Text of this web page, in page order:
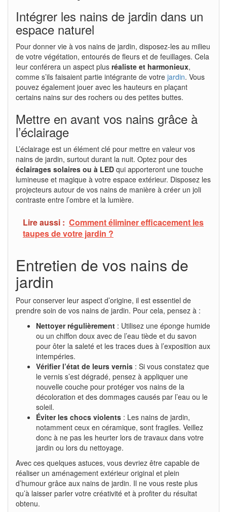
Intégrer les nains de jardin dans un
espace naturel
Pour donner vie à vos nains de jardin, disposez-les au milieu
de votre végétation, entourés de fleurs et de feuillages. Cela
leur conférera un aspect plus réaliste et harmonieux,
comme s’ils faisaient partie intégrante de votre jardin. Vous
pouvez également jouer avec les hauteurs en plaçant
certains nains sur des rochers ou des petites buttes.
Mettre en avant vos nains grâce à
l’éclairage
L’éclairage est un élément clé pour mettre en valeur vos
nains de jardin, surtout durant la nuit. Optez pour des
éclairages solaires ou à LED qui apporteront une touche
lumineuse et magique à votre espace extérieur. Disposez les
projecteurs autour de vos nains de manière à créer un joli
contraste entre l’ombre et la lumière.
Lire aussi : Comment éliminer efficacement les
taupes de votre jardin ?
Entretien de vos nains de
jardin
Pour conserver leur aspect d’origine, il est essentiel de
prendre soin de vos nains de jardin. Pour cela, pensez à :
Nettoyer régulièrement : Utilisez une éponge humide
ou un chiffon doux avec de l’eau tiède et du savon
pour ôter la saleté et les traces dues à l’exposition aux
intempéries.
Vérifier l’état de leurs vernis : Si vous constatez que
le vernis s’est dégradé, pensez à appliquer une
nouvelle couche pour protéger vos nains de la
décoloration et des dommages causés par l’eau ou le
soleil.
Éviter les chocs violents : Les nains de jardin,
notamment ceux en céramique, sont fragiles. Veillez
donc à ne pas les heurter lors de travaux dans votre
jardin ou lors du nettoyage.
Avec ces quelques astuces, vous devriez être capable de
réaliser un aménagement extérieur original et plein
d’humour grâce aux nains de jardin. Il ne vous reste plus
qu’à laisser parler votre créativité et à profiter du résultat
obtenu.